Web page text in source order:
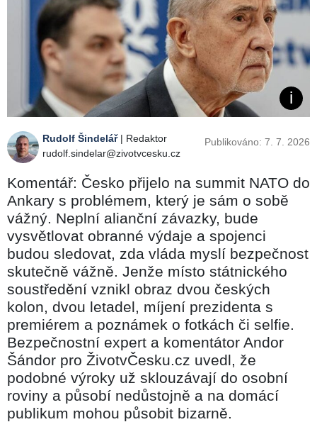
Rudolf Šindelář| Redaktor
rudolf.sindelar@zivotvcesku.cz
Publikováno: 7. 7. 2026
Komentář: Česko přijelo na summit NATO do
Ankary s problémem, který je sám o sobě
vážný. Neplní alianční závazky, bude
vysvětlovat obranné výdaje a spojenci
budou sledovat, zda vláda myslí bezpečnost
skutečně vážně. Jenže místo státnického
soustředění vznikl obraz dvou českých
kolon, dvou letadel, míjení prezidenta s
premiérem a poznámek o fotkách či selfie.
Bezpečnostní expert a komentátor Andor
Šándor pro ŽivotvČesku.cz uvedl, že
podobné výroky už sklouzávají do osobní
roviny a působí nedůstojně a na domácí
publikum mohou působit bizarně.